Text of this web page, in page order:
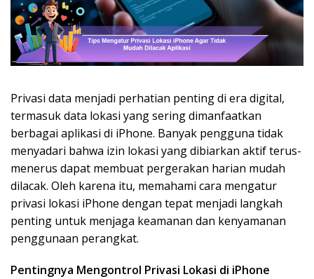
Privasi data menjadi perhatian penting di era digital,
termasuk data lokasi yang sering dimanfaatkan
berbagai aplikasi di iPhone. Banyak pengguna tidak
menyadari bahwa izin lokasi yang dibiarkan aktif terus-
menerus dapat membuat pergerakan harian mudah
dilacak. Oleh karena itu, memahami cara mengatur
privasi lokasi iPhone dengan tepat menjadi langkah
penting untuk menjaga keamanan dan kenyamanan
penggunaan perangkat.
Pentingnya Mengontrol Privasi Lokasi di iPhone